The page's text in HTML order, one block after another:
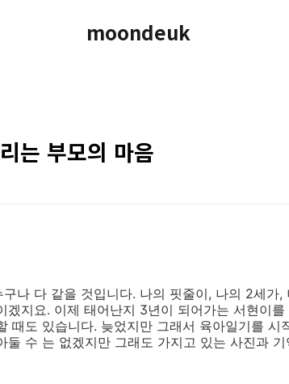
moondeuk
는 부모의 마음
나 다 같을 것입니다. 나의 핏줄이, 나의 2세가
겠지요. 이제 태어난지 3년이 되어가는 서현이
때도 있습니다. 늦었지만 그래서 육아일기를 시
둘 수 는 없겠지만 그래도 가지고 있는 사진과